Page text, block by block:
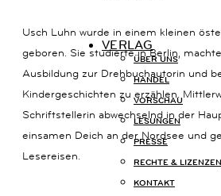
VERLAG
ÜBER UNS
HANDEL
VORSCHAU
LESUNGEN
PRESSE
RECHTE & LIZENZEN
KONTAKT
KONTAKT
KAISERSTRASSE
14B
80801
(0)
Usch Luhn wurde in einem kleinen
geboren. Sie studierte in Berlin,
Ausbildung zur Drehbuchautorin und
Kindergeschichten zu erzählen.
Schriftstellerin abwechselnd in der
einsamen Deich an der Nordsee und
Lesereisen.